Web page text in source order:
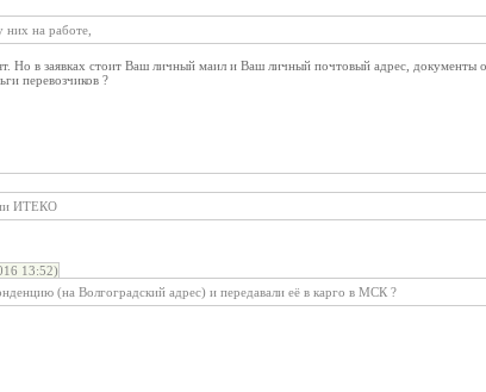
них на работе,
Но в заявках стоит Ваш личный маил и Ваш личный почтовый адрес, документы
перевозчиков ?
ИТЕКО
13:52)
(на Волгоградский адрес) и передавали её в карго в МСК ?